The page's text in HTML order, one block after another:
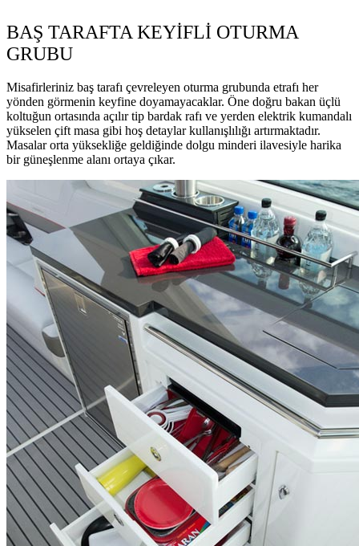
BAŞ TARAFTA KEYİFLİ OTURMA
GRUBU
Misafirleriniz baş tarafı çevreleyen oturma grubunda etrafı her
yönden görmenin keyfine doyamayacaklar. Öne doğru bakan üçlü
koltuğun ortasında açılır tip bardak rafı ve yerden elektrik kumandalı
yükselen çift masa gibi hoş detaylar kullanışlılığı artırmaktadır.
Masalar orta yüksekliğe geldiğinde dolgu minderi ilavesiyle harika
bir güneşlenme alanı ortaya çıkar.